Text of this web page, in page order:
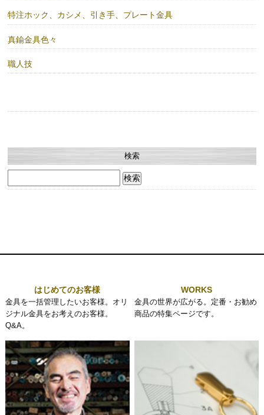
特注ホック、カシメ、引き手、プレート金具
真鍮金具色々
職人技
検索
索:
はじめてのお客様
金具を一括管理したいお客様。オリ
ジナル金具をお考えのお客様。
Q&A。
WORKS
金具の世界が広がる。定番・お勧め
商品の特集ページです。